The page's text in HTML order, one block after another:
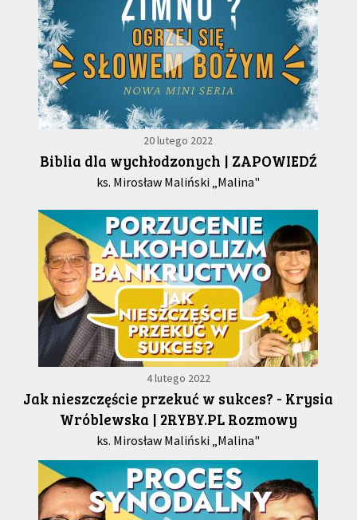
20 lutego 2022
Biblia dla wychłodzonych | ZAPOWIEDŹ
ks. Mirosław Maliński „Malina"
4 lutego 2022
Jak nieszczęście przekuć w sukces? - Krysia
Wróblewska | 2RYBY.PL Rozmowy
ks. Mirosław Maliński „Malina"